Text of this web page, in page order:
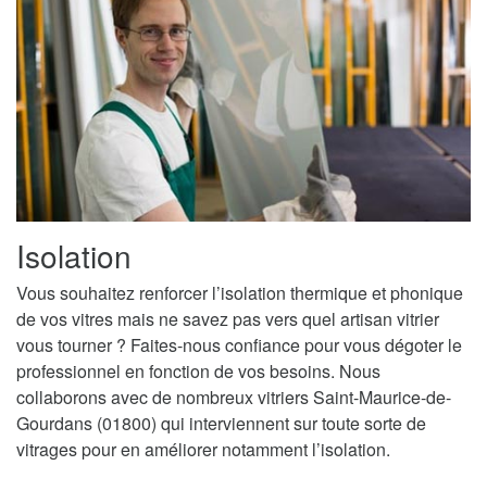
Isolation
Vous souhaitez renforcer l’isolation thermique et phonique
de vos vitres mais ne savez pas vers quel artisan vitrier
vous tourner ? Faites-nous confiance pour vous dégoter le
professionnel en fonction de vos besoins. Nous
collaborons avec de nombreux vitriers Saint-Maurice-de-
Gourdans (01800) qui interviennent sur toute sorte de
vitrages pour en améliorer notamment l’isolation.